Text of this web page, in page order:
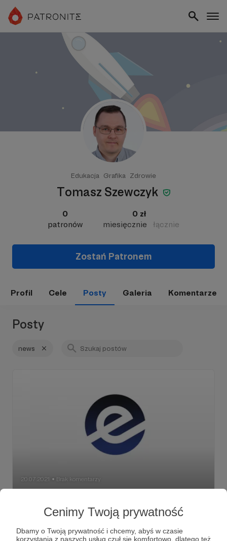
Cenimy Twoją prywatność
Dbamy o Twoją prywatność i chcemy, abyś w czasie
korzystania z naszych usług czuł się komfortowo, dlatego też
Edukacja Grafika Zdrowie
Tomasz Szewczyk
0
patronów
0 zł
miesięcznie
łącznie
Zostań Patronem
Profil Cele Posty Galeria Komentarze
Posty
news
20.07.2021 ● Brak komentarzy
dostępna!
pomyślnie i wróciliśmy na Ziemię. Czas opuścić kosmos